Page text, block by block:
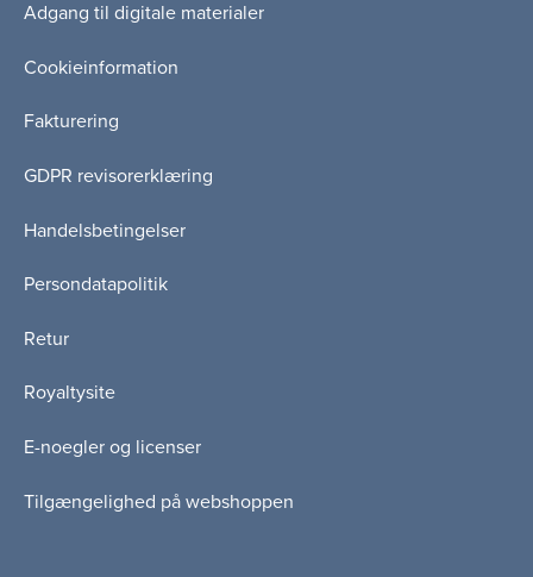
Adgang til digitale materialer
Cookieinformation
Fakturering
GDPR revisorerklæring
Handelsbetingelser
Persondatapolitik
Retur
Royaltysite
E-noegler og licenser
Tilgængelighed på webshoppen